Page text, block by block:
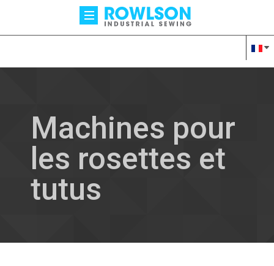
Machines pour
les rosettes et
tutus